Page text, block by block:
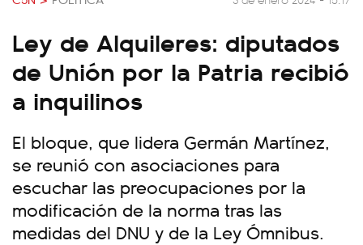
Ley de Alquileres: diputados
de Unión por la Patria recibió
a inquilinos
El bloque, que lidera Germán Martínez,
se reunió con asociaciones para
escuchar las preocupaciones por la
modificación de la norma tras las
medidas del DNU y de la Ley Ómnibus.